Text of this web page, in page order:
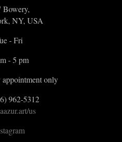
Bowery,
NY, USA
- Fri
- 5 pm
only
962-5312
us